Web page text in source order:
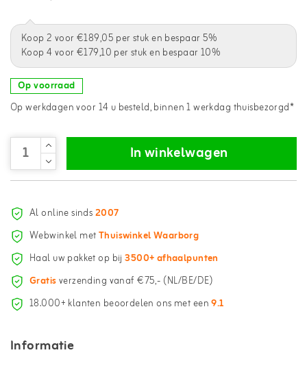
Koop 2 voor €189,05 per stuk en bespaar 5%
Koop 4 voor €179,10 per stuk en bespaar 10%
Op voorraad
Op werkdagen voor 14 u besteld, binnen 1 werkdag thuisbezorgd*
In winkelwagen
Al online sinds2007
Webwinkel metThuiswinkel Waarborg
Haal uw pakket op bij3500+ afhaalpunten
Gratisverzending vanaf €75,- (NL/BE/DE)
18.000+ klanten beoordelen ons met een9.1
Informatie